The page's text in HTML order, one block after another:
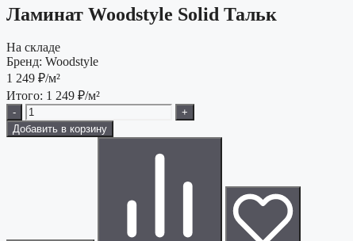
Ламинат Woodstyle Solid Тальк
На складе
Бренд: Woodstyle
1 249 ₽/м²
Итого: 1 249 ₽/м²
-
+
Добавить в корзину